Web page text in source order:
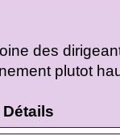
des
plutot
Détails